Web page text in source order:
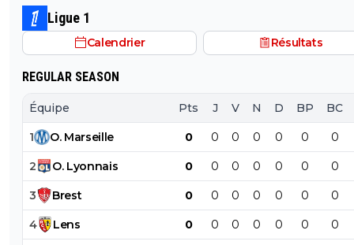
Ligue 1
Calendrier Résultats
REGULAR SEASON
Équipe Pts J V N D BP BC
1 O. Marseille 0 0 0 0 0 0 0
2 O. Lyonnais 0 0 0 0 0 0 0
3 Brest 0 0 0 0 0 0 0
4 Lens 0 0 0 0 0 0 0